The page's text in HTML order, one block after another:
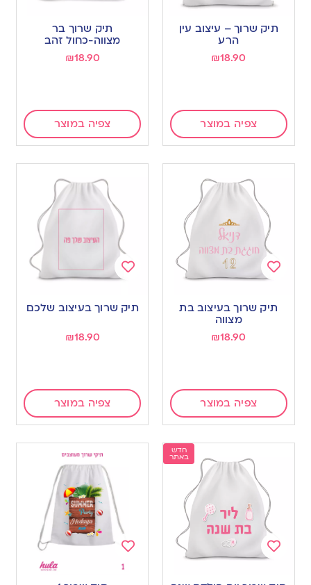
Add
to
wishlist
תיק שרוך – עיצוב עין
הרע
₪18.90
צפיה במוצר
wishlist
תיק שרוך בר
מצווה-כחול זהב
₪18.90
צפיה במוצר
wishlist
תיק שרוך בעיצוב בת
מצווה
₪18.90
צפיה במוצר
to
wishlist
תיק שרוך בעיצוב שלכם
₪18.90
צפיה במוצר
חדש
באתר
to
Add